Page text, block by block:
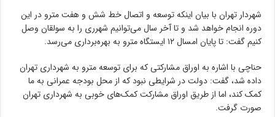
شهردار تهران با بیان اینکه توسعه و اتصال خط شش و هفت مترو در این
دوره انجام خواهد شد و تا آخر سال می‌توانیم شهرری را به سولقان وصل
کنیم گفت: تا پایان امسال ۱۲ ایستگاه مترو به بهره‌برداری می‌رسد.
حناچی با اشاره به اوراق مشارکتی که برای توسعه مترو به شهرداری تهران
داده شد، گفت: دولت در شرایطی نبود که از محل بودجه عمرانی به ما
کمک کند، اما از طریق اوراق مشارکت کمک‌های خوبی به شهرداری تهران
صورت گرفت.